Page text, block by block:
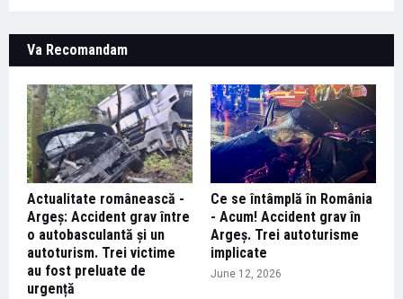
Va Recomandam
Actualitate românească -
Argeș: Accident grav între
o autobasculantă și un
autoturism. Trei victime
au fost preluate de
urgență
Ce se întâmplă în România
- Acum! Accident grav în
Argeș. Trei autoturisme
implicate
June 12, 2026